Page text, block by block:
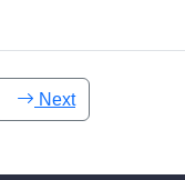
Next